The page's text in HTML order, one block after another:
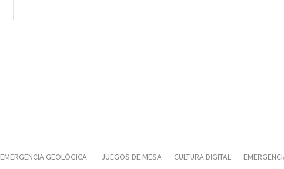
EMERGENCIA GEOLÓGICA JUEGOS DE MESA CULTURA DIGITAL